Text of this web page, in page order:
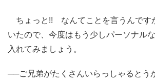
ちょっと!! なんてことを言うんです
いたので、今度はもう少しパーソナル
入れてみましょう。
──ご兄弟がたくさんいらっしゃるとう